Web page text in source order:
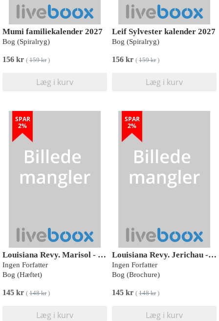
Mumi familiekalender 2027
Bog (Spiralryg)
156 kr ( 159 kr)
Læg i kurv
Leif Sylvester kalender 2027
Bog (Spiralryg)
156 kr ( 159 kr)
Læg i kurv
SPAR
2%
Louisiana Revy. Marisol - 66. årgang, hæfte 1
Ingen Forfatter
Bog (Hæftet)
145 kr ( 148 kr)
Læg i kurv
SPAR
2%
Louisiana Revy. Jerichau - 62. Årgang, hæfte 1
Ingen Forfatter
Bog (Brochure)
145 kr ( 148 kr)
Læg i kurv